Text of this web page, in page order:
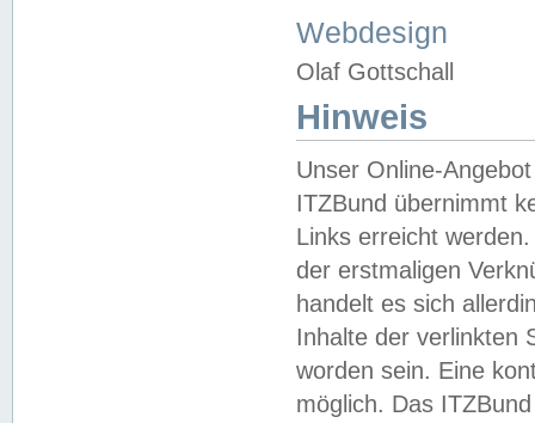
Webdesign
Olaf Gottschall
Hinweis
Unser Online-
ITZBund übernimmt
Links erreicht
der erstmaligen
handelt es sich
Inhalte der verlinkten
worden sein. Eine
möglich. Das